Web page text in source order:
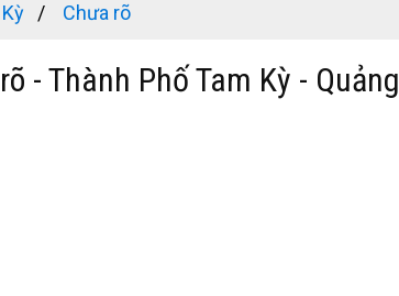
Chưa rõ
- Thành Phố Tam Kỳ - Quảng